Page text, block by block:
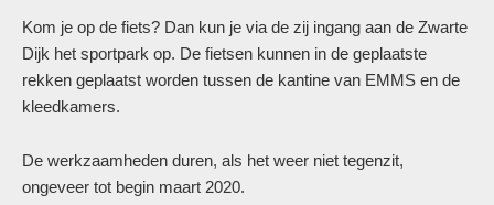
Kom je op de fiets? Dan kun je via de zij ingang aan de Zwarte
Dijk het sportpark op. De fietsen kunnen in de geplaatste
rekken geplaatst worden tussen de kantine van EMMS en de
kleedkamers.
De werkzaamheden duren, als het weer niet tegenzit,
ongeveer tot begin maart 2020.